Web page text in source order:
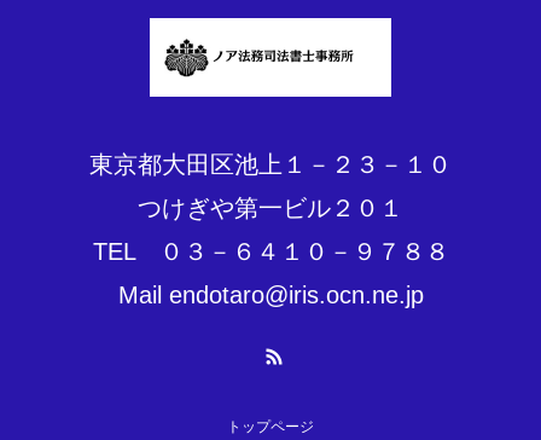
東京都大田区池上１－２３－１０
つけぎや第一ビル２０１
TEL ０３－６４１０－９７８８
Mail endotaro@iris.ocn.ne.jp
トップページ